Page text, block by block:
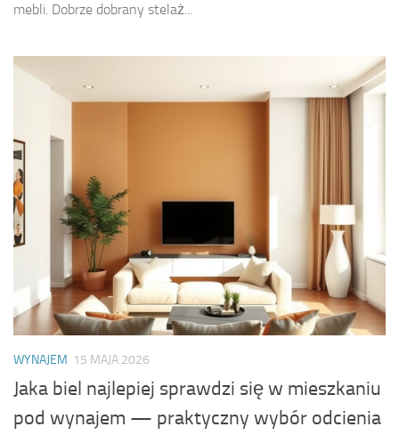
mebli. Dobrze dobrany stelaż...
WYNAJEM 15 MAJA 2026
Jaka biel najlepiej sprawdzi się w mieszkaniu
pod wynajem — praktyczny wybór odcienia